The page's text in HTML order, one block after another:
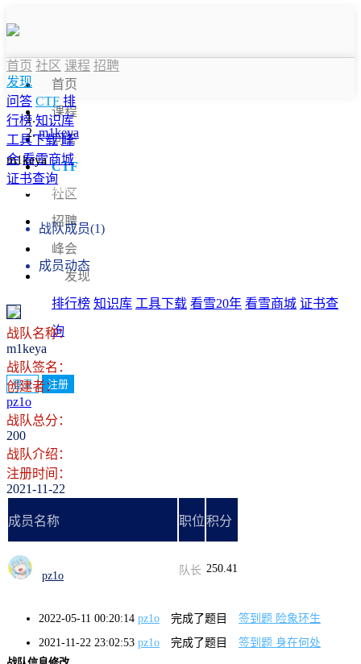
首页
课程
问答
CTF
社区
招聘
峰会
发现
排行榜 知识库 工具下载 看雪20年 看雪商城 证书查
询
登录 注册
首页 社区 课程 招聘
发现
问答 CTF 排
行榜 知识库
工具下载 峰
会 看雪商城
证书查询
m1keya
m1keya
战队信息
战队成员(1)
成员动态
战队名称：
m1keya
战队签名：
创建者：
pz1o
战队总分：
200
战队介绍：
注册时间：
2021-11-22
成员名称 职位积分
pz1o 队长 250.41
2022-05-11 00:20:14 pz1o 完成了题目
签到题 险象环生
2021-11-22 23:02:53 pz1o 完成了题目
签到题 身在何处